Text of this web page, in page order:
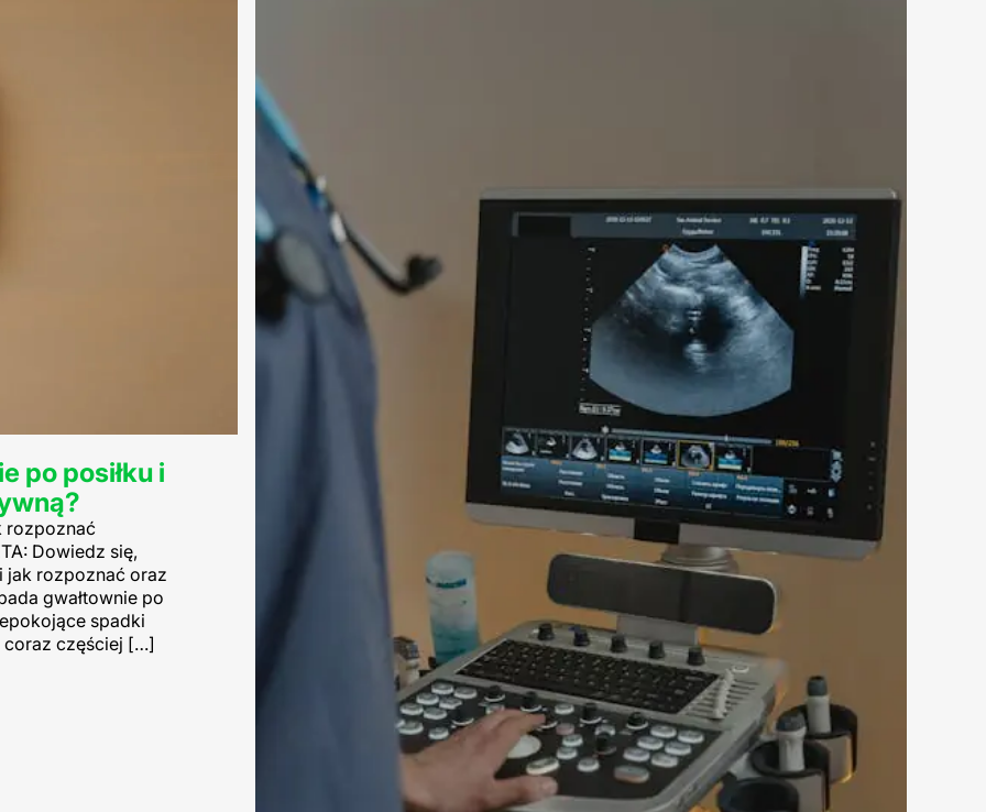
po posiłku i
rozpoznać
Dowiedz się,
jak rozpoznać oraz
gwałtownie po
spadki
coraz częściej […]